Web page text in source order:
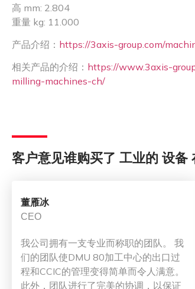
高 mm: 2.804
重量 kg: 11.000
产品介绍： https://3axis-group.com/
相关产品的介绍： https://www.3axis-
milling-machines-ch/
客户意见谁购买了 工业的 设
董雁冰
CEO
我公司拥有一支专业而称职的团队。 我
们的团队使DMU 80加工中心的出口过
程和CCIC的管理变得简单而令人满意。
此外，团队进行了完美的协调，以保证